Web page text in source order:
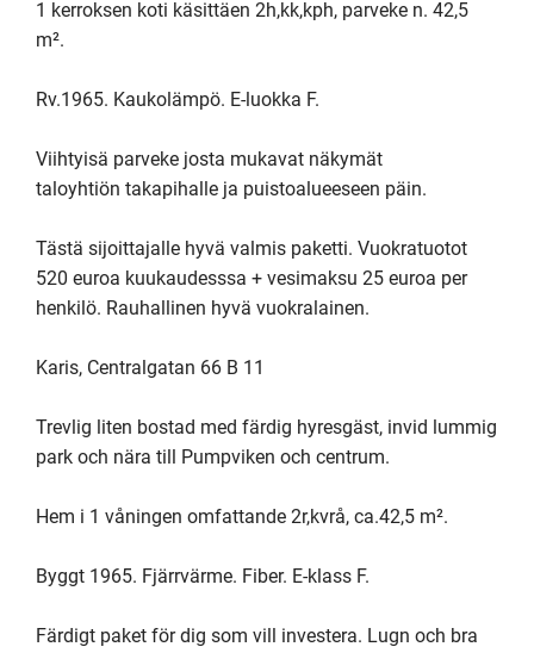
1 kerroksen koti käsittäen 2h,kk,kph, parveke n. 42,5
m².
Rv.1965. Kaukolämpö. E-luokka F.
Viihtyisä parveke josta mukavat näkymät
taloyhtiön takapihalle ja puistoalueeseen päin.
Tästä sijoittajalle hyvä valmis paketti. Vuokratuotot
520 euroa kuukaudesssa + vesimaksu 25 euroa per
henkilö. Rauhallinen hyvä vuokralainen.
Karis, Centralgatan 66 B 11
Trevlig liten bostad med färdig hyresgäst, invid lummig
park och nära till Pumpviken och centrum.
Hem i 1 våningen omfattande 2r,kvrå, ca.42,5 m².
Byggt 1965. Fjärrvärme. Fiber. E-klass F.
Färdigt paket för dig som vill investera. Lugn och bra